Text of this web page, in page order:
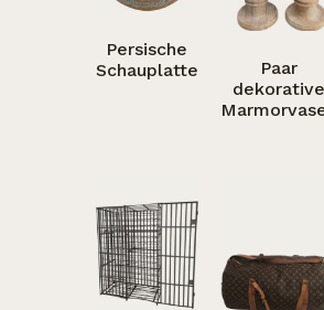
Persische
Schauplatte
Paar
dekorative